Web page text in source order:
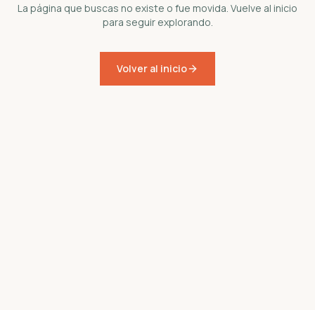
La página que buscas no existe o fue movida. Vuelve al inicio
para seguir explorando.
Volver al inicio